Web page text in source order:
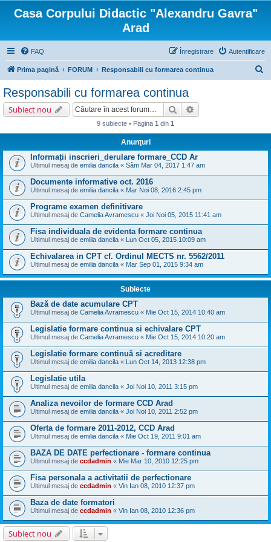
Casa Corpului Didactic "Alexandru Gavra"
Arad
FAQ Autentificare
Înregistrare
Prima pagină FORUM Responsabili cu formarea continua
Responsabili cu formarea continua
Subiect nou Căutare
9 subiecte • Pagina 1 din 1
Anunţuri
Informații inscrieri_derulare formare_CCD Ar
Ultimul mesaj de emilia dancila « Sâm Mar 04, 2017 1:47 am
Documente informative oct. 2016
Ultimul mesaj de emilia dancila « Mar Noi 08, 2016 2:45 pm
Programe examen definitivare
Ultimul mesaj de Camelia Avramescu « Joi Noi 05, 2015 11:41 am
Fisa individuala de evidenta formare continua
Ultimul mesaj de emilia dancila « Lun Oct 05, 2015 10:09 am
Echivalarea in CPT cf. Ordinul MECTS nr. 5562/2011
Ultimul mesaj de emilia dancila « Mar Sep 01, 2015 9:34 am
Subiecte
Bază de date acumulare CPT
Ultimul mesaj de Camelia Avramescu « Mie Oct 15, 2014 10:40 am
Legislatie formare continua si echivalare CPT
Ultimul mesaj de Camelia Avramescu « Mie Oct 15, 2014 10:20 am
Legislatie formare continuă si acreditare
Ultimul mesaj de emilia dancila « Lun Oct 14, 2013 12:38 pm
Legislatie utila
Ultimul mesaj de emilia dancila « Joi Noi 10, 2011 3:15 pm
Analiza nevoilor de formare CCD Arad
Ultimul mesaj de emilia dancila « Joi Noi 10, 2011 2:52 pm
Oferta de formare 2011-2012, CCD Arad
Ultimul mesaj de emilia dancila « Mie Oct 19, 2011 9:01 am
BAZA DE DATE perfectionare - formare continua
Ultimul mesaj de ccdadmin « Mie Mar 10, 2010 12:25 pm
Fisa personala a activitatii de perfectionare
Ultimul mesaj de ccdadmin « Vin Ian 08, 2010 12:37 pm
Baza de date formatori
Ultimul mesaj de ccdadmin « Vin Ian 08, 2010 12:36 pm
Subiect nou